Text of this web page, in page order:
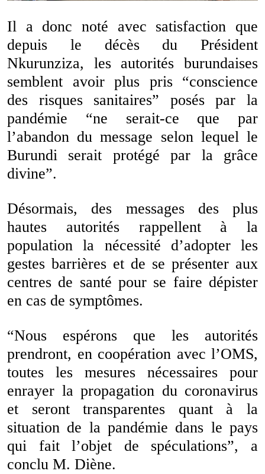
Il a donc noté avec satisfaction que
depuis le décès du Président
Nkurunziza, les autorités burundaises
semblent avoir plus pris “conscience
des risques sanitaires” posés par la
pandémie “ne serait-ce que par
l’abandon du message selon lequel le
Burundi serait protégé par la grâce
divine”.
Désormais, des messages des plus
hautes autorités rappellent à la
population la nécessité d’adopter les
gestes barrières et de se présenter aux
centres de santé pour se faire dépister
en cas de symptômes.
“Nous espérons que les autorités
prendront, en coopération avec l’OMS,
toutes les mesures nécessaires pour
enrayer la propagation du coronavirus
et seront transparentes quant à la
situation de la pandémie dans le pays
qui fait l’objet de spéculations”, a
conclu M. Diène.